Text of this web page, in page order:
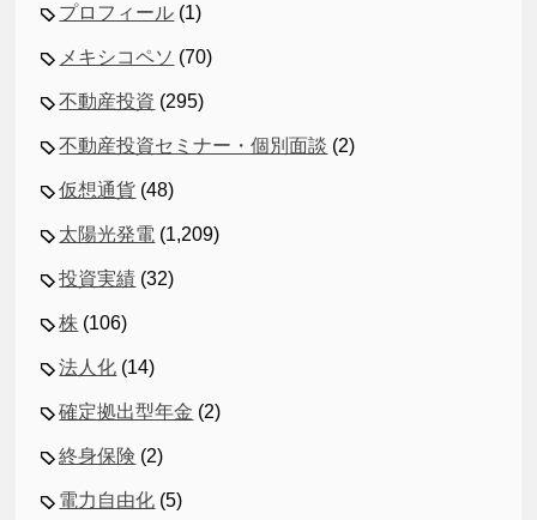
プロフィール (1)
メキシコペソ (70)
不動産投資 (295)
不動産投資セミナー・個別面談 (2)
仮想通貨 (48)
太陽光発電 (1,209)
投資実績 (32)
株 (106)
法人化 (14)
確定拠出型年金 (2)
終身保険 (2)
電力自由化 (5)